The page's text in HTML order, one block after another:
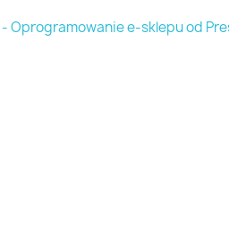
Oprogramowanie e-sklepu od